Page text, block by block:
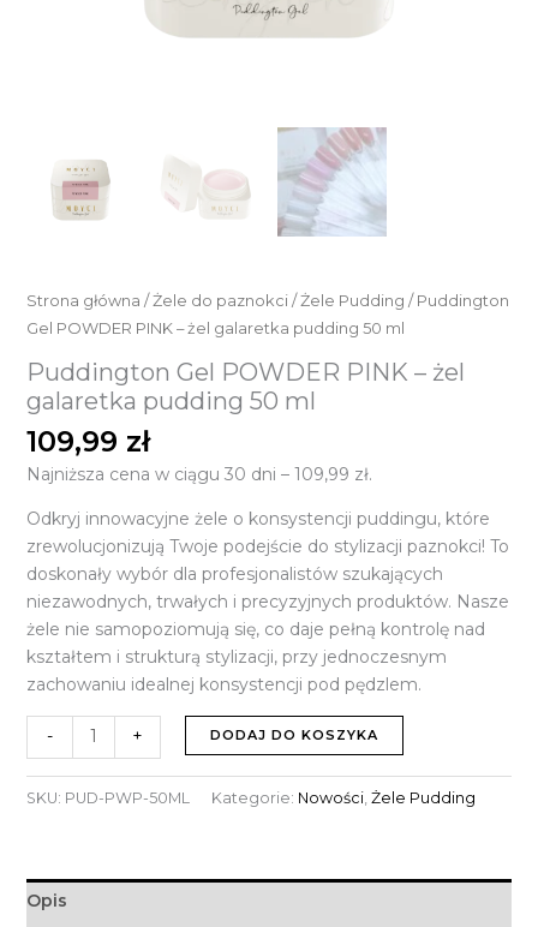
Strona główna / Żele do paznokci/ Żele Pudding / Puddington
Gel POWDER PINK – żel galaretka pudding 50 ml
Puddington Gel POWDER PINK – żel
galaretka pudding 50 ml
109,99 zł
Najniższa cena w ciągu 30 dni – 109,99 zł.
Odkryj innowacyjne żele o konsystencji puddingu, które
zrewolucjonizują Twoje podejście do stylizacji paznokci! To
doskonały wybór dla profesjonalistów szukających
niezawodnych, trwałych i precyzyjnych produktów. Nasze
żele nie samopoziomują się, co daje pełną kontrolę nad
kształtem i strukturą stylizacji, przy jednoczesnym
zachowaniu idealnej konsystencji pod pędzlem.
- + DODAJ DO KOSZYKA
SKU: PUD-PWP-50ML Kategorie: Nowości, Żele Pudding
Opis